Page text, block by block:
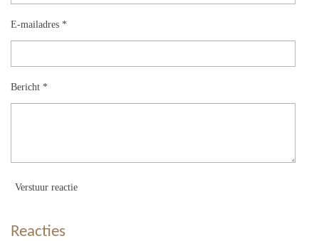
E-mailadres *
Bericht *
Verstuur reactie
Reacties